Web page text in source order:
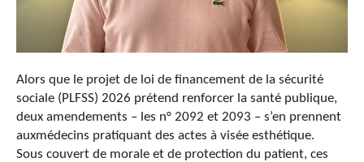
Alors que le projet de loi de financement de la sécurité
sociale (PLFSS) 2026 prétend renforcer la santé publique,
deux amendements – les n° 2092 et 2093 – s’en prennent
auxmédecins pratiquant des actes à visée esthétique.
Sous couvert de morale et de protection du patient, ces